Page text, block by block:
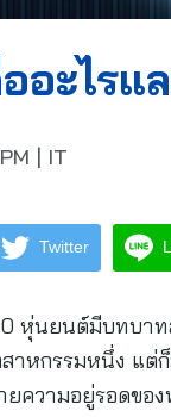
อะไรแ
| IT
Twitter
หุ่นยนต์มีบทบา
าหกรรมหนึ่ง แ
ความอยู่รอดขอ